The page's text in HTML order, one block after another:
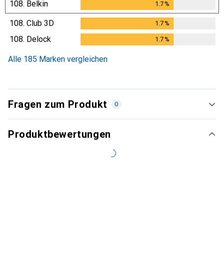
108. Belkin 1.7%
108. Club 3D 1.7%
108. Delock 1.7%
Alle 185 Marken vergleichen
Fragen zum Produkt 0
Produktbewertungen